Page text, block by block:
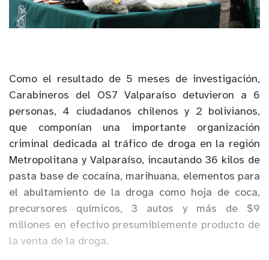
Como el resultado de 5 meses de investigación,
Carabineros del OS7 Valparaíso detuvieron a 6
personas, 4 ciudadanos chilenos y 2 bolivianos,
que componían una importante organización
criminal dedicada al tráfico de droga en la región
Metropolitana y Valparaíso, incautando 36 kilos de
pasta base de cocaína, marihuana, elementos para
el abultamiento de la droga como hoja de coca,
precursores químicos, 3 autos y más de $9
millones en efectivo presumiblemente producto de
la venta de la droga.